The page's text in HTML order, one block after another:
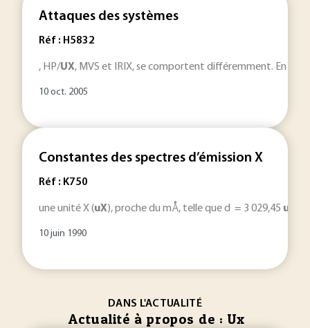
Attaques des systèmes
Réf : H5832
, HP/UX, MVS et IRIX, se comportent différemment. En
10 oct. 2005
Constantes des spectres d’émission X
Réf : K750
une unité X (uX), proche du mÅ, telle que d = 3 029,45 uX
10 juin 1990
DANS L'ACTUALITÉ
Actualité à propos de : Ux